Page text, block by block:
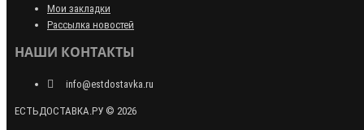
Мои закладки
Рассылка новостей
НАШИ КОНТАКТЫ
info@estdostavka.ru
ЕСТЬДОСТАВКА.РУ © 2026